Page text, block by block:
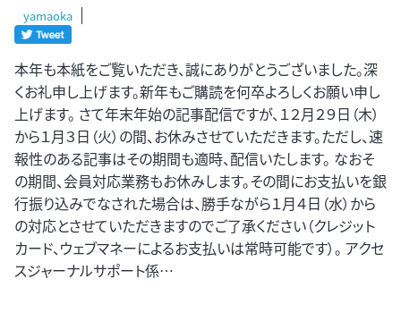
yamaoka
本年も本紙をご覧いただき、誠にありがとうございました。深
くお礼申し上げます。新年もご購読を何卒よろしくお願い申し
上げます。 さて年末年始の記事配信ですが、１２月２９日（木）
から１月３日（火）の間、お休みさせていただきます。ただし、速
報性のある記事はその期間も適時、配信いたします。 なおそ
の期間、会員対応業務もお休みします。その間にお支払いを銀
行振り込みでなされた場合は、勝手ながら１月４日（水）から
の対応とさせていただきますのでご了承ください（クレジット
カード、ウェブマネーによるお支払いは常時可能です）。 アクセ
スジャーナルサポート係…